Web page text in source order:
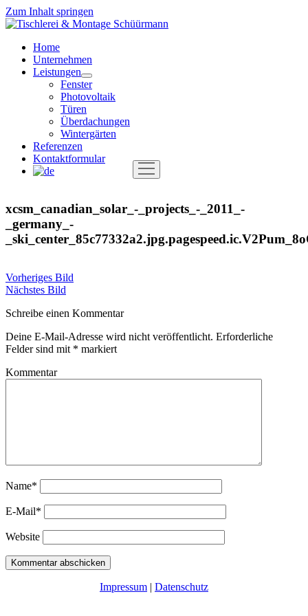
Zum Inhalt springen
Tischlerei
Montage
Schüürmann
Home
Unternehmen
Leistungen
Menü
öffnen
Fenster
Photovoltaik
Türen
Überdachungen
Wintergärten
Referenzen
Kontaktformular
Menü
öffnen
xcsm_canadian_solar_-_projects_-_2011_-
_germany_-
Vorheriges Bild
Nächstes Bild
Schreibe einen Kommentar
Deine E-Mail-Adresse wird nicht veröffentlicht. Erforderliche
Felder sind mit * markiert
Kommentar
Name*
E-Mail*
Website
Impressum | Datenschutz